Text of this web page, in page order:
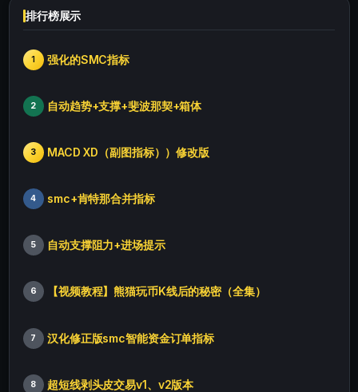
排行榜展示
1 强化的SMC指标
2 自动趋势+支撑+斐波那契+箱体
3 MACD XD（副图指标））修改版
4 smc+肯特那合并指标
5 自动支撑阻力+进场提示
6 【视频教程】熊猫玩币K线后的秘密（全集）
7 汉化修正版smc智能资金订单指标
8 超短线剥头皮交易v1、v2版本